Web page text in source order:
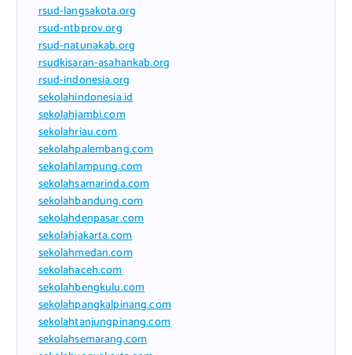
rsud-langsakota.org
rsud-ntbprov.org
rsud-natunakab.org
rsudkisaran-asahankab.org
rsud-indonesia.org
sekolahindonesia.id
sekolahjambi.com
sekolahriau.com
sekolahpalembang.com
sekolahlampung.com
sekolahsamarinda.com
sekolahbandung.com
sekolahdenpasar.com
sekolahjakarta.com
sekolahmedan.com
sekolahaceh.com
sekolahbengkulu.com
sekolahpangkalpinang.com
sekolahtanjungpinang.com
sekolahsemarang.com